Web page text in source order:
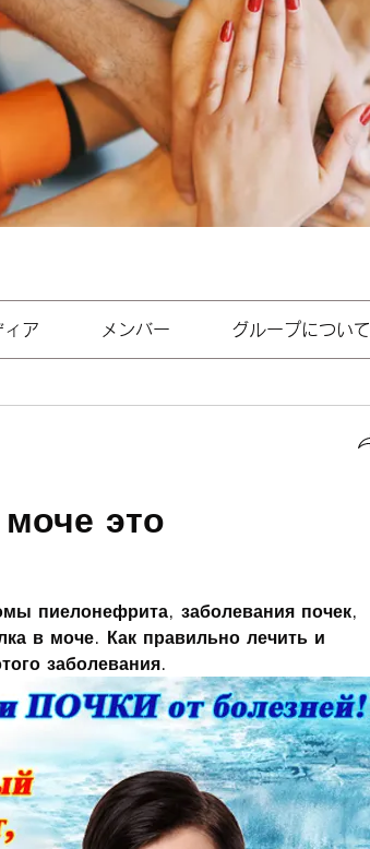
ィア メンバー グループについて
это
пиелонефрита, заболевания почек,
в моче. Как правильно лечить и
заболевания.